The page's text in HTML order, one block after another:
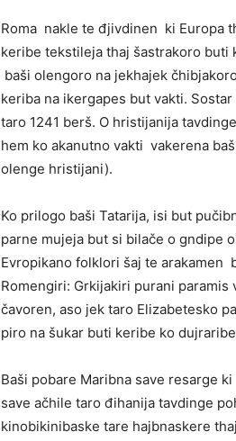
Roma nakle te đjivdinen ki Europa
keribe tekstileja thaj šastrakoro buti
baši olengoro na jekhajek
keriba na ikergapes but vakti.
taro 1241 berš. O hristijanija
hem ko akanutno vakti vakerena
olenge hristijani).
Ko prilogo baši Tatarija, isi but
parne mujeja but si bilače o gndipe
Evropikano folklori šaj te arakamen
Romengiri: Grkijakiri purani
čavoren, aso jek taro Elizabetesko
piro na šukar buti keribe ko
Baši pobare Maribna save resarge
save ačhile taro đihanija tavdinge
kinobikinibaske tare hajbnaskere